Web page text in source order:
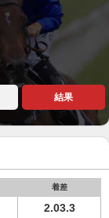
結果
着差
2.03.3